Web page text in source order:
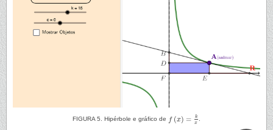
FIGURA 5. Hipérbole e gráfico de f (x) =
k
x
f(x)=kx .